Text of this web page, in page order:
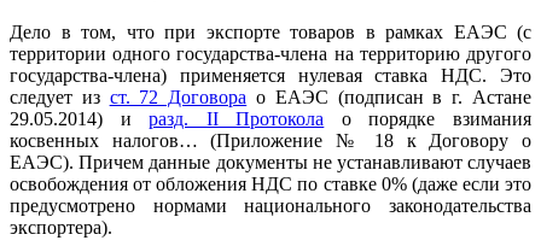
Дело в том, что при экспорте товаров в рамках ЕАЭС (с
территории одного государства-члена на территорию другого
государства-члена) применяется нулевая ставка НДС. Это
следует из ст. 72 Договора о ЕАЭС (подписан в г. Астане
29.05.2014) иразд. II Протокола о порядке взимания
косвенных налогов… (Приложение № 18 к Договору о
ЕАЭС). Причем данные документы не устанавливают случаев
освобождения от обложения НДС по ставке 0% (даже если это
предусмотрено нормами национального законодательства
экспортера).